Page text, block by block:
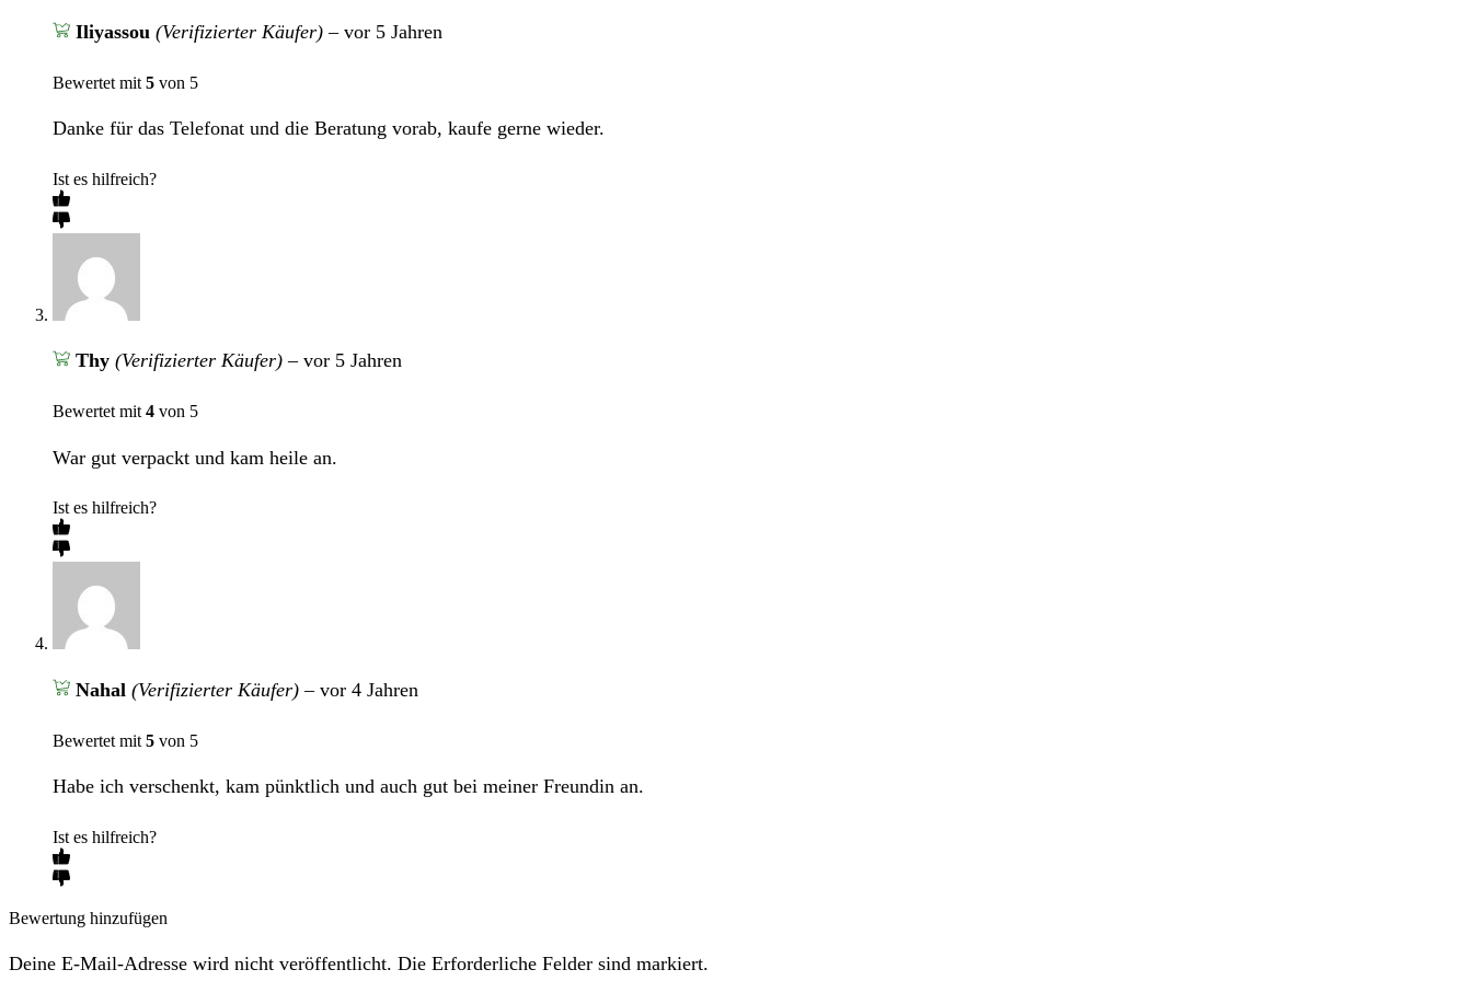
Iliyassou (Verifizierter Käufer) – vor 5 Jahren
Bewertet mit 5 von 5
Danke für das Telefonat und die Beratung vorab, kaufe gerne wieder.
Ist es hilfreich?
Thy (Verifizierter Käufer) – vor 5 Jahren
Bewertet mit 4 von 5
War gut verpackt und kam heile an.
Ist es hilfreich?
Nahal (Verifizierter Käufer) – vor 4 Jahren
Bewertet mit 5 von 5
Habe ich verschenkt, kam pünktlich und auch gut bei meiner Freundin an.
Ist es hilfreich?
Bewertung hinzufügen
Deine E-Mail-Adresse wird nicht veröffentlicht. Die Erforderliche Felder sind markiert.